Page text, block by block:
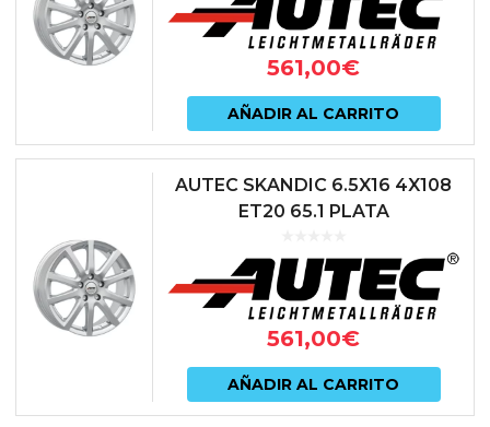
561,00€
AÑADIR AL CARRITO
AUTEC SKANDIC 6.5X16 4X108
ET20 65.1 PLATA
561,00€
AÑADIR AL CARRITO